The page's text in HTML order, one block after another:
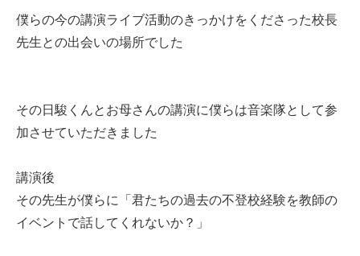
僕らの今の講演ライブ活動のきっかけをくださった校長
先生との出会いの場所でした
その日駿くんとお母さんの講演に僕らは音楽隊として参
加させていただきました
講演後
その先生が僕らに「君たちの過去の不登校経験を教師の
イベントで話してくれないか？」